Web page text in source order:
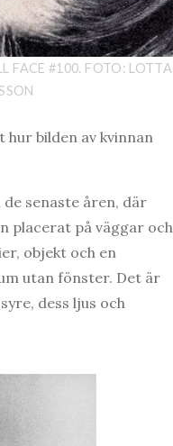
FACE #100. FOTO: LOTTA
bilden av kvinnan
senaste åren, där
placerat på väggar och
objekt och en
utan fönster. Det är
dess ljus och